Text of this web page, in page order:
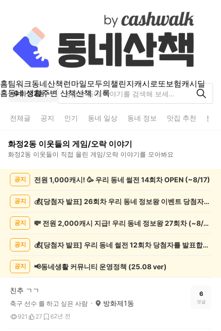
홈팀워크동네산책런마일모두의챌린지캐시로또보험캐시딜
홈동네 생활주변 산책산책 기록
화정2동
전체글 공지 인기 동네 일상 동네 정보 맛집 추천 분
화정2동 이웃들의 게임/오락이야기
화정2동 이웃들이 직접 올린 게임/오락 이야기를 모아봐요
임/
목
공지 전원 1,000캐시! 🥳 우리 동네 썰전 14회차 OPEN (~8/17)
공지 💰[당첨자 발표] 26회차 우리 동네 정보왕 이벤트 당첨자를 발표합니다!
공지 💸 전원 2,000캐시 지급! 우리 동네 정보왕 27회차 (~8/10)
공지 💰[당첨자 발표] 우리 동네 썰전 12회차 당첨자를 발표합니다!
공지 📢동네생활 커뮤니티 운영정책 (25.08 ver)
친추 ㄱㄱ
축구 선수 를 하고 싶은 사람 방화제1동
921 27 62년 전
6
댓글